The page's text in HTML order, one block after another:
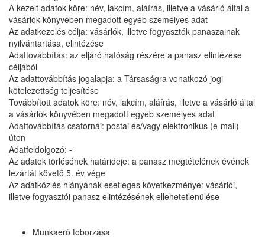
A kezelt adatok köre: név, lakcím, aláírás, illetve a vásárló által a
vásárlók könyvében megadott egyéb személyes adat
Az adatkezelés célja: vásárlók, illetve fogyasztók panaszainak
nyilvántartása, elintézése
Adattovábbítás: az eljáró hatóság részére a panasz elintézése
céljából
Az adattovábbítás jogalapja: a Társaságra vonatkozó jogi
kötelezettség teljesítése
Továbbított adatok köre: név, lakcím, aláírás, illetve a vásárló által
a vásárlók könyvében megadott egyéb személyes adat
Adattovábbítás csatornái: postai és/vagy elektronikus (e-mail)
úton
Adatfeldolgozó: -
Az adatok törlésének határideje: a panasz megtételének évének
lezártát követő 5. év vége
Az adatközlés hiányának esetleges következménye: vásárlói,
illetve fogyasztói panasz elintézésének ellehetetlenülése
Munkaerő toborzása